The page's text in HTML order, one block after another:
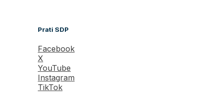
Prati SDP
Facebook
X
YouTube
Instagram
TikTok